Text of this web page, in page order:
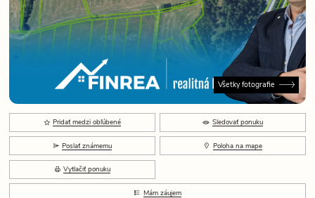
Všetky fotografie
Pridať medzi obľúbené Sledovať ponuku
Poslať známemu Poloha na mape
Vytlačiť ponuku
Mám záujem